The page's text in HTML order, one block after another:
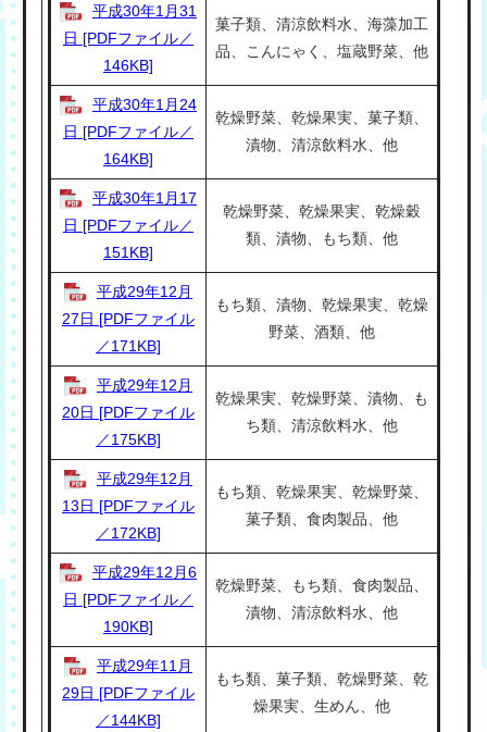
平成30年1月31
日 [PDFファイル／
146KB]
菓子類、清涼飲料水、海藻加工
品、こんにゃく、塩蔵野菜、他
平成30年1月24
日 [PDFファイル／
164KB]
乾燥野菜、乾燥果実、菓子類、
漬物、清涼飲料水、他
平成30年1月17
日 [PDFファイル／
151KB]
乾燥野菜、乾燥果実、乾燥穀
類、漬物、もち類、他
平成29年12月
27日 [PDFファイル
／171KB]
もち類、漬物、乾燥果実、乾燥
野菜、酒類、他
平成29年12月
20日 [PDFファイル
／175KB]
乾燥果実、乾燥野菜、漬物、も
ち類、清涼飲料水、他
平成29年12月
13日 [PDFファイル
／172KB]
もち類、乾燥果実、乾燥野菜、
菓子類、食肉製品、他
平成29年12月6
日 [PDFファイル／
190KB]
乾燥野菜、もち類、食肉製品、
漬物、清涼飲料水、他
平成29年11月
29日 [PDFファイル
／144KB]
もち類、菓子類、乾燥野菜、乾
燥果実、生めん、他